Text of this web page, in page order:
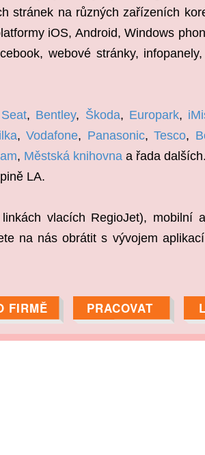
stránek na různých zařízeních
iOS, Android, Windows
webové stránky,
Seat, Bentley, Škoda, Europark,
,Vodafone, Panasonic,Tesco,
, Městská knihovnaa řada
LA.
vlacích RegioJet), mobilní
na nás obrátit s vývojem
FIRMĚ PRACOVAT